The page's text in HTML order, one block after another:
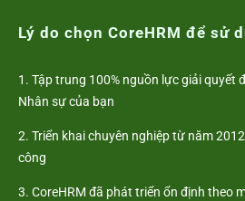
Lý do chọn CoreHRM để sử
1. Tập trung 100% nguồn lực giải quyết
Nhân sự của bạn
2. Triển khai chuyên nghiệp từ năm
công
3. CoreHRM đã phát triển ổn định theo